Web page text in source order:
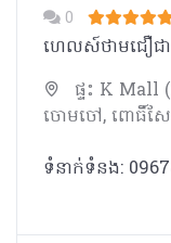
0
ផ្ទះ K Mall
ចោមចៅ, ពោធិ៍ស
ទំនាក់ទំនង: